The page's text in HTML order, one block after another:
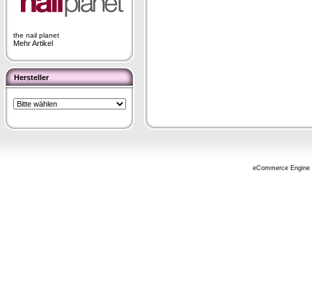
the nail planet
Mehr Artikel
Hersteller
eCommerce